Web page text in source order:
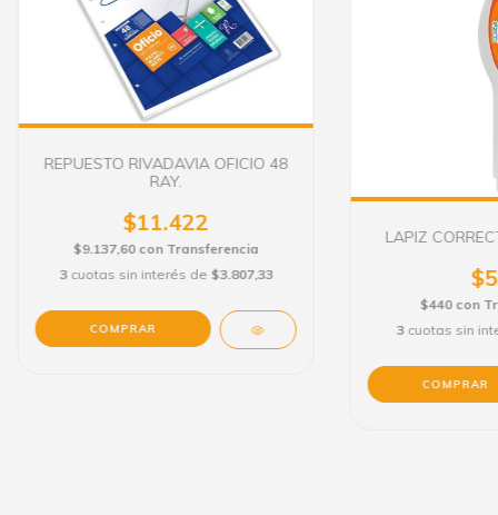
REPUESTO RIVADAVIA OFICIO 48
RAY.
$11.422
$9.137,60 con Transferencia
3 cuotas sin interés de $3.807,33
LAPIZ
$440 con
3 cuotas sin